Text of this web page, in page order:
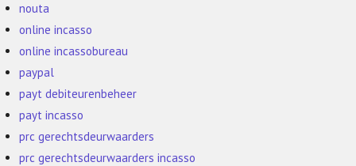
nouta
online incasso
online incassobureau
paypal
payt debiteurenbeheer
payt incasso
prc gerechtsdeurwaarders
prc gerechtsdeurwaarders incasso